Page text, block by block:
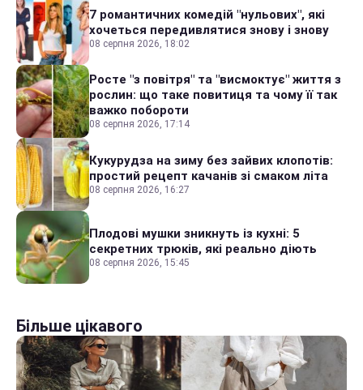
7 романтичних комедій "нульових", які
хочеться передивлятися знову і знову
08 серпня 2026, 18:02
Росте "з повітря" та "висмоктує" життя з
рослин: що таке повитиця та чому її так
важко побороти
08 серпня 2026, 17:14
Кукурудза на зиму без зайвих клопотів:
простий рецепт качанів зі смаком літа
08 серпня 2026, 16:27
Плодові мушки зникнуть із кухні: 5
секретних трюків, які реально діють
08 серпня 2026, 15:45
Більше цікавого